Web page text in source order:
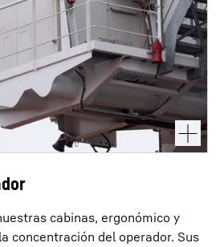
cabinas, ergonómico y
concentración del operador. Sus